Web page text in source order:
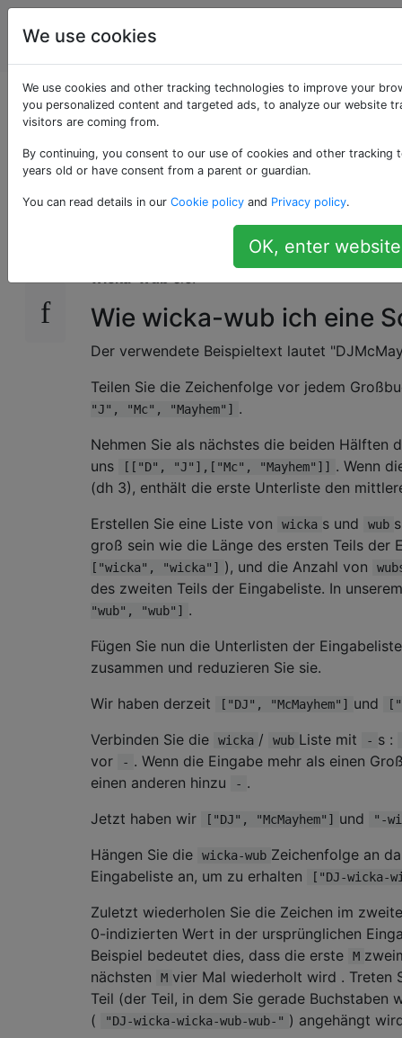
Programmierrätsel
& Code Golf
Wicka-wub eine
Schnur
Wenn eine Zeichenfolge als Eingabe nur
wicka-wubsie.
Wie wicka-wub ich eine
Der verwendete Beispieltext lautet
Teilen Sie die Zeichenfolge vor jedem
"J", "Mc", "Mayhem"]
.
Nehmen Sie als nächstes die beiden Hälften
uns
[["D", "J"],["Mc", "Mayhem"]]
. Wenn
(dh 3), enthält die erste Unterliste den
Erstellen Sie eine Liste von
wicka s und wub
groß sein wie die Länge des ersten Teils der
["wicka", "wicka"] ), und die Anzahl von
des zweiten Teils der Eingabeliste. In
"wub", "wub"]
.
Fügen Sie nun die Unterlisten der
zusammen und reduzieren Sie sie.
Wir haben derzeit
["DJ", "McMayhem"] und
Verbinden Sie die wicka / wub Liste mit - s :
vor
- . Wenn die Eingabe mehr als einen
einen anderen hinzu
- .
Jetzt haben wir
["DJ", "McMayhem"] und "-
Hängen Sie die wicka-wub Zeichenfolge an
Eingabeliste an, um zu erhalten
["DJ-wicka-
Zuletzt wiederholen Sie die Zeichen im
0-indizierten Wert in der ursprünglichen
Beispiel bedeutet dies, dass die erste
M
nächsten
M vier Mal wiederholt wird . Treten
Teil (der Teil, in dem Sie gerade Buchstaben
(
"DJ-wicka-wicka-wub-wub-" ) angehängt
We use cookies
We use cookies and other tracking technologies to improve your
you personalized content and targeted ads, to analyze our website
visitors are coming from.
By continuing, you consent to our use of cookies and other tracking
years old or have consent from a parent or guardian.
You can read details in our Cookie policy and Privacy policy.
OK, enter